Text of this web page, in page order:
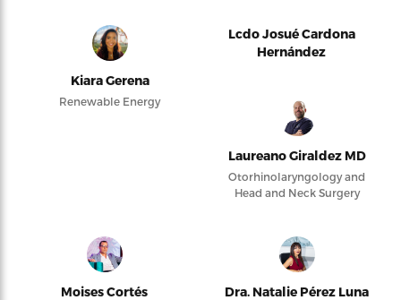
Kiara Gerena
Renewable Energy
Lcdo Josué Cardona
Hernández
Laureano Giraldez MD
Otorhinolaryngology and
Head and Neck Surgery
Moises Cortés Dra. Natalie Pérez Luna